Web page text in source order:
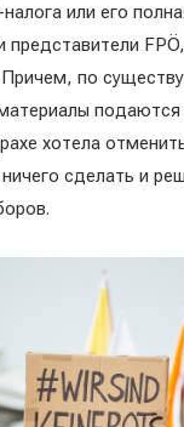
или его
представители
по существу
подаются
хотела
сделать и